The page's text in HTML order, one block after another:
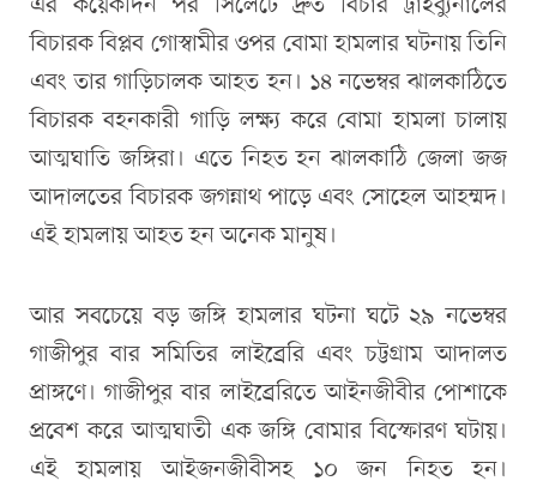
বিচারক বিপ্লব গোস্বামীর ওপর বোমা হামলার ঘটনায় তিনি
এবং তার গাড়িচালক আহত হন। ১৪ নভেম্বর ঝালকাঠিতে
বিচারক বহনকারী গাড়ি লক্ষ্য করে বোমা হামলা চালায়
আত্মঘাতি জঙ্গিরা। এতে নিহত হন ঝালকাঠি জেলা জজ
আদালতের বিচারক জগন্নাথ পাড়ে এবং সোহেল আহম্মদ।
এই হামলায় আহত হন অনেক মানুষ।
আর সবচেয়ে বড় জঙ্গি হামলার ঘটনা ঘটে ২৯ নভেম্বর
গাজীপুর বার সমিতির লাইব্রেরি এবং চট্টগ্রাম আদালত
প্রাঙ্গণে। গাজীপুর বার লাইব্রেরিতে আইনজীবীর পোশাকে
প্রবেশ করে আত্মঘাতী এক জঙ্গি বোমার বিস্ফোরণ ঘটায়।
এই হামলায় আইজনজীবীসহ ১০ জন নিহত হন।